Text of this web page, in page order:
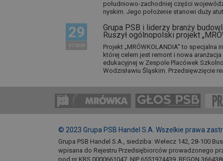
południowo-zachodniej części
nyskim. Jego położenie stanowi duży
29
07 2026
Grupa PSB i liderzy branży
Ruszył ogólnopolski projekt
Projekt „MRÓWKOLANDIA” to specjalna
której celem jest remont i nowa
edukacyjnej w Zespole Placówek
Wodzisławiu Śląskim. Przedsięwzięcie
© 2023 Grupa PSB Handel S.A. Wszelkie prawa
Grupa PSB Handel S.A., siedziba: Wełecz 142, 28-100
wpisana do Rejestru Przedsiębiorców prowadzonego
pod nr KRS 0000661047, NIP 6551974439, REGON